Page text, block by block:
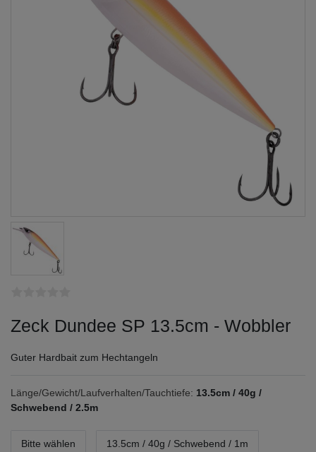
Zeck Dundee SP 13.5cm - Wobbler
Guter Hardbait zum Hechtangeln
Länge/Gewicht/Laufverhalten/Tauchtiefe: 13.5cm / 40g /
Schwebend / 2.5m
Bitte wählen 13.5cm / 40g / Schwebend / 1m